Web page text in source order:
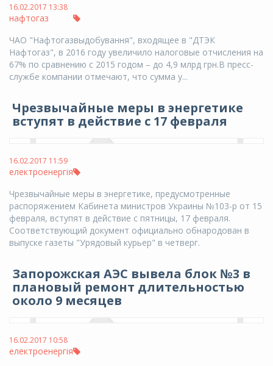
16.02.2017 13:38
нафтогаз
ЧАО "Нафтогазвыдобування", входящее в "ДТЭК
Нафтогаз", в 2016 году увеличило налоговые отчисления на
67% по сравнению с 2015 годом – до 4,9 млрд грн.В пресс-
службе компании отмечают, что сумма у...
Чрезвычайные меры в энергетике
вступят в действие с 17 февраля
16.02.2017 11:59
електроенергія
Чрезвычайные меры в энергетике, предусмотренные
распоряжением Кабинета министров Украины №103-р от 15
февраля, вступят в действие с пятницы, 17 февраля.
Соответствующий документ официально обнародован в
выпуске газеты "Урядовый курьер" в четверг.
Запорожская АЭС вывела блок №3 в
плановый ремонт длительностью
около 9 месяцев
16.02.2017 10:58
електроенергія